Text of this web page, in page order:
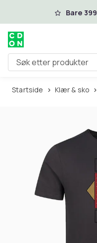
Hopp til Bare
Søk etter produkter
Startside Klær & sko